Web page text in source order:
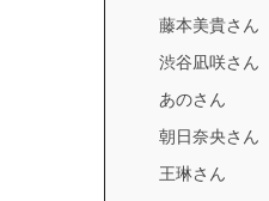
藤本美貴さん
渋谷凪咲さん
あのさん
朝日奈央さん
王琳さん